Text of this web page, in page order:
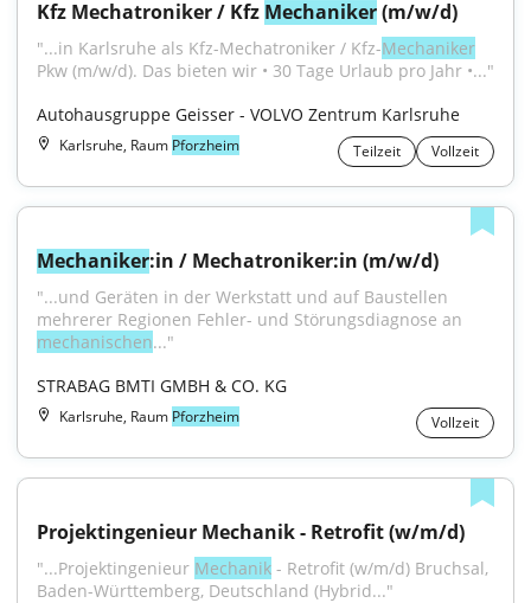
Kfz Mechatroniker / Kfz Mechaniker (m/w/d)
"...in Karlsruhe als Kfz-Mechatroniker / Kfz-Mechaniker
Pkw (m/w/d). Das bieten wir • 30 Tage Urlaub pro Jahr •..."
Autohausgruppe Geisser - VOLVO Zentrum Karlsruhe
Karlsruhe, Raum Pforzheim Teilzeit Vollzeit
Mechaniker:in / Mechatroniker:in (m/w/d)
"...und Geräten in der Werkstatt und auf Baustellen
mechanischen..."
STRABAG BMTI GMBH & CO. KG
Karlsruhe, Raum Pforzheim Vollzeit
Projektingenieur Mechanik - Retrofit (w/m/d)
"...Projektingenieur Mechanik - Retrofit (w/m/d) Bruchsal,
Baden-Württemberg, Deutschland (Hybrid..."